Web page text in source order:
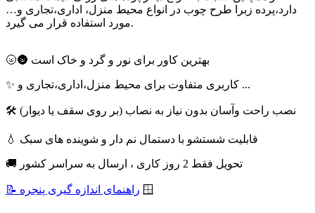
دارد،پرده زبرا طرح چوب در انواع محیط منزل، اداری،تجاری و…
مورد استفاده قرار می گیرد.
✨ کاربری متفاوت برای محیط منزل،اداری،تجاری و ...
🛠 نصب راحت وآسان بدون نیاز به نصاب (بر روی سقف یا دیوار)
💧 قابلیت شستشو با دستمال نم دار و شوینده های سبک
🚚 تحویل فقط 2 روز کاری ، ارسال به سراسر کشور
📝 راهنمای اندازه گیری پنجره 🪟